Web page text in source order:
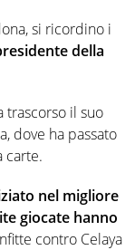
si ricordino i
della
trascorso il suo
dove ha passato
carte.
nel migliore
giocate hanno
contro Celaya